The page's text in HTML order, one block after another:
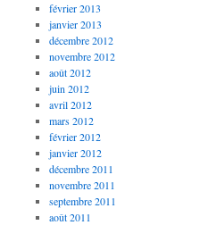
février 2013
janvier 2013
décembre 2012
novembre 2012
août 2012
juin 2012
avril 2012
mars 2012
février 2012
janvier 2012
décembre 2011
novembre 2011
septembre 2011
août 2011